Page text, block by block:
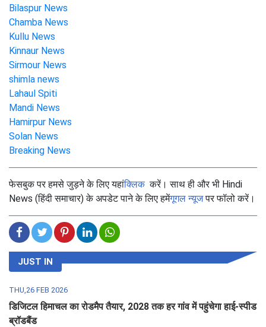
Bilaspur News
Chamba News
Kullu News
Kinnaur News
Sirmour News
shimla news
Lahaul Spiti
Mandi News
Hamirpur News
Solan News
Breaking News
फेसबुक पर हमसे जुड़ने के लिए यहांक्लिककरें। साथ ही और भी Hindi
News (हिंदी समाचार) के अपडेट पाने के लिए हमेंगूगल न्यूजपर फॉलो करें।
JUST IN
THU,26 FEB 2026
डिजिटल हिमाचल का रोडमैप तैयार, 2028 तक हर गांव में पहुंचेगा हाई-स्पीड
ब्रॉडबैंड